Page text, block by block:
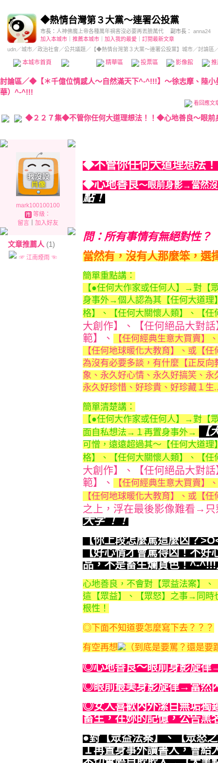
◆熱情台灣第３大黨～連署公投黨
市長： 人神佛魔上帝各種萬年禍害沒必要再丟臉萬代 副市長：
anna24
加入本城市
推薦本城市 加入我的最愛
訂閱最新文章
udn／城市／政治社會 ／公共議題 ／ 【◆熱情台灣第３大黨～連署公投黨】城市／討論區
本城市首頁 精華區 投票區 影像館
討論區／◆【＊千億位情感人～自然滿天下^-^!!!】～徐志摩、陸小
華）^-^!!!
看回應文
◆２２７集◆不管你任何大道理想法！！◆心地善良～眼
mark100100100
等級：
留言｜ 加入好友
文章推薦人 (1)
☞ 江南煙雨 ☜
◆不管你任何大道理想法
◆心地善良～眼前身影→當然
點！
問：所有事情有無絕對性？
當然有，沒有人那麼笨，選
簡單重點講：
【●任何大作家或任何人】→對【
身事外→個人認為其【任何大道理
格】、
【任何大關懷人類】、【
大創作】、【任何絕品大對
範】、
【任何經典生意大買賣】
【任何地球暖化大教育】、或【
為沒有必要多談， 有什麼【正反向
象、永久好心情、永久好搞笑、
永久好珍惜、好珍貴、好珍藏１
簡單清楚講：
【●任何大作家或任何人】→對【
面自私想法→１再置身事外→
【
可憎，遠遠超過其～【任何大道理
格】、
【任何大關懷人類】、【
大創作】、【任何絕品大對
範】、
【任何經典生意大買賣】
【任何地球暖化大教育】、或【
之上，浮在最後影像難看→
大字 ！！
【你上段怎麼罵這麼凶？
【好心情才會罵得凶！不好
品，不是畜生爛貨色！^-^!!!
心地善良，不會對【眾益法案】
這【眾益】、【眾怒】之事→同時
根性！
◎下面不知道要怎麼寫下去？？？
有空再想
（到底是要罵？還是
◎心地善良～眼前身影旋律
◎眼前最美身影旋律→當然
◎女人喜歡內外潔白無垢獨
畜生，在妳的記憶，公告黑
●對【眾益法案】、【眾怒
１再置身事外讀書人，會給